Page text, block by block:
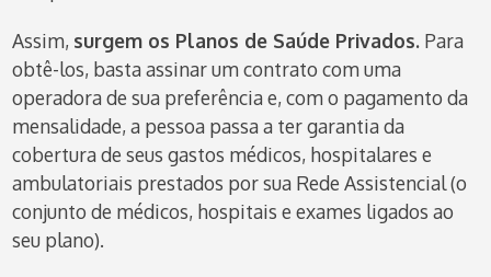
Assim, surgem os Planos de Saúde Privados. Para
obtê-los, basta assinar um contratocom uma
operadora de sua preferência e, com o pagamento da
mensalidade, a pessoa passa a ter garantia da
cobertura de seus gastos médicos, hospitalares e
ambulatoriais prestados por sua Rede Assistencial (o
conjunto de médicos, hospitaise exames ligados ao
seu plano).